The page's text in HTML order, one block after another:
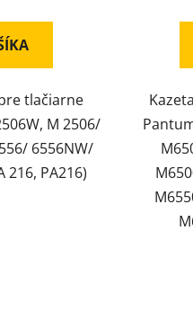
tlačiarne
M 2506/
6556NW/
216, PA216)